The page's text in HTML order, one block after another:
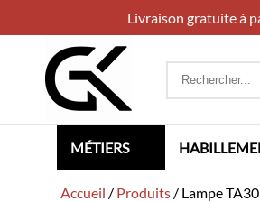
Livraison gratuite à
Rechercher
MÉTIERS
Accueil / Produits / Lampe